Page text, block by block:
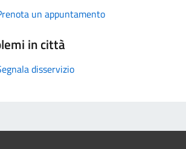
un appuntamento
in città
disservizio